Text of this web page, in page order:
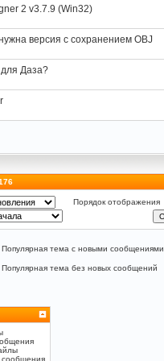
2 v3.7.9 (Win32)
версия с сохранением OBJ
для Даза?
Порядок отображения
Популярная тема с новыми сообщениями
Популярная тема без новых сообщений
сообщения